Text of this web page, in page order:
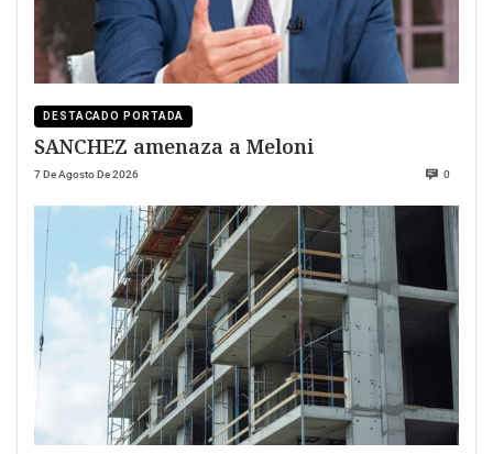
DESTACADO PORTADA
SANCHEZ amenaza a Meloni
7 De Agosto De 2026 0